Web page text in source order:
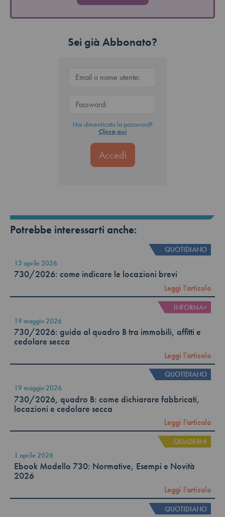
Sei già Abbonato?
Hai dimenticato la password?
Clicca qui
Potrebbe interessarti anche:
QUOTIDIANO
13 aprile 2026
730/2026: come indicare le locazioni brevi
Leggi l'articolo
INFORMA+
19 maggio 2026
730/2026: guida al quadro B tra immobili, affitti e
cedolare secca
Leggi l'articolo
QUOTIDIANO
19 maggio 2026
730/2026, quadro B: come dichiarare fabbricati,
locazioni e cedolare secca
Leggi l'articolo
QUADERNI
1 aprile 2026
Ebook Modello 730: Normative, Esempi e Novità
2026
Leggi l'articolo
QUOTIDIANO